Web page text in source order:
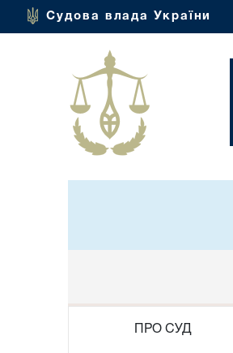
Судова влада України
ПРО СУД